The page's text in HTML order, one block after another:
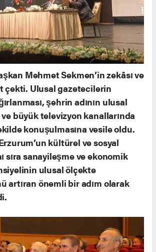
Mehmet Sekmen’in zekâsı ve
çekti. Ulusal gazetecilerin
şehrin adının ulusal
büyük televizyon kanallarında
konuşulmasına vesile oldu.
kültürel ve sosyal
sıra sanayileşme ve ekonomik
ulusal ölçekte
artıran önemli bir adım olarak